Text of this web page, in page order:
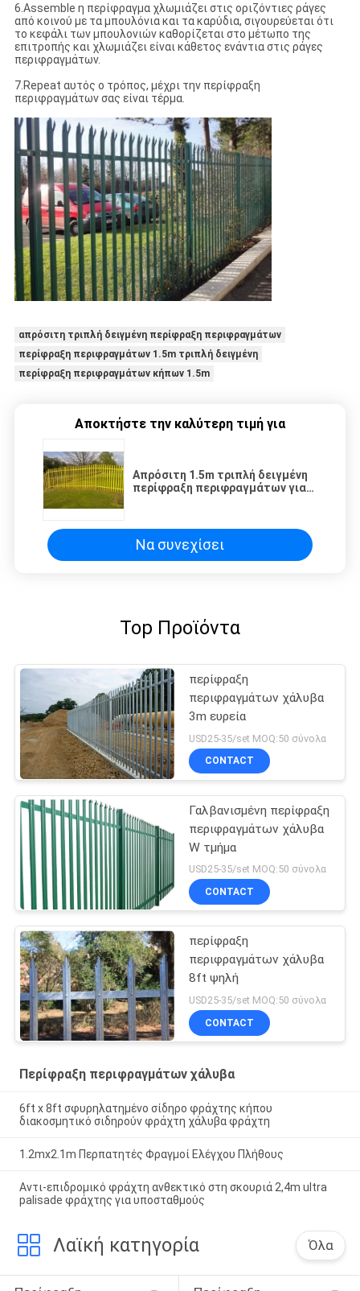
6.Assemble η περίφραγμα χλωμιάζει στις οριζόντιες ράγες
από κοινού με τα μπουλόνια και τα καρύδια, σιγουρεύεται ότι
το κεφάλι των μπουλονιών καθορίζεται στο μέτωπο της
επιτροπής και χλωμιάζει είναι κάθετος ενάντια στις ράγες
περιφραγμάτων.
7.Repeat αυτός ο τρόπος, μέχρι την περίφραξη
περιφραγμάτων σας είναι τέρμα.
απρόσιτη τριπλή δειγμένη περίφραξη περιφραγμάτων
περίφραξη περιφραγμάτων 1.5m τριπλή δειγμένη
περίφραξη περιφραγμάτων κήπων 1.5m
Αποκτήστε την καλύτερη τιμή για
Απρόσιτη 1.5m τριπλή δειγμένη
περίφραξη περιφραγμάτων για
Να συνεχίσει
Top Προϊόντα
περίφραξη
περιφραγμάτων χάλυβα
3m ευρεία
USD25-35/set MOQ:50 σύνολα
CONTACT
Γαλβανισμένη περίφραξη
περιφραγμάτων χάλυβα
W τμήμα
USD25-35/set MOQ:50 σύνολα
CONTACT
περίφραξη
περιφραγμάτων χάλυβα
8ft ψηλή
USD25-35/set MOQ:50 σύνολα
CONTACT
Περίφραξη περιφραγμάτων χάλυβα
6ft x 8ft σφυρηλατημένο σίδηρο φράχτης κήπου
διακοσμητικό σιδηρούν φράχτη χάλυβα φράχτη
1.2mx2.1m Περπατητές Φραγμοί Ελέγχου Πλήθους
Αντι-επιδρομικό φράχτη ανθεκτικό στη σκουριά 2,4m ultra
palisade φράχτης για υποσταθμούς
Λαϊκή κατηγορία Όλα